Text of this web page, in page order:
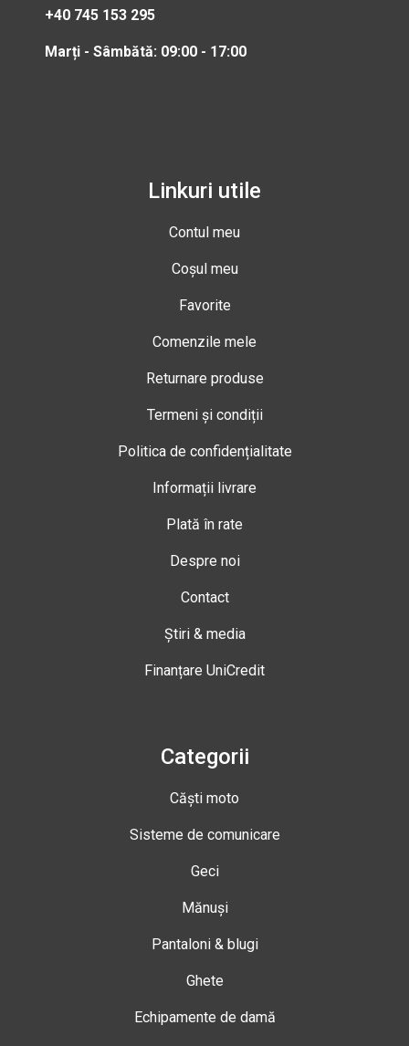
+40 745 153 295
Marți - Sâmbătă: 09:00 - 17:00
Linkuri utile
Contul meu
Coșul meu
Favorite
Comenzile mele
Returnare produse
Termeni și condiții
Politica de confidențialitate
Informații livrare
Plată în rate
Despre noi
Contact
Știri & media
Finanțare UniCredit
Categorii
Căști moto
Sisteme de comunicare
Geci
Mănuși
Pantaloni & blugi
Ghete
Echipamente de damă